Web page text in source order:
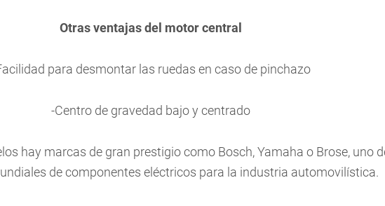
Otras ventajas del motor central
para desmontar las ruedas en caso de pinchazo
-Centro de gravedad bajo y centrado
hay marcas de gran prestigio como Bosch, Yamaha o Brose, uno
de componentes eléctricos para la industria automovilística.